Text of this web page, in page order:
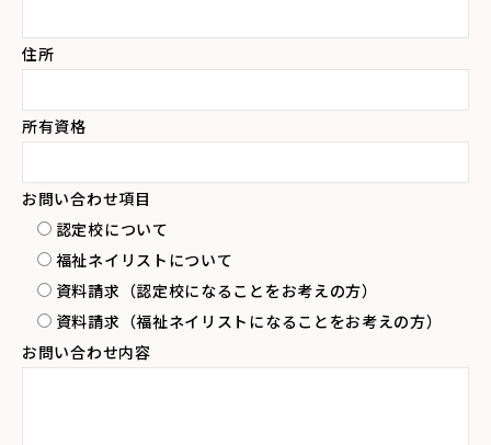
住所
所有資格
お問い合わせ項目
認定校について
福祉ネイリストについて
資料請求（認定校になることをお考えの方）
資料請求（福祉ネイリストになることをお考えの方）
お問い合わせ内容